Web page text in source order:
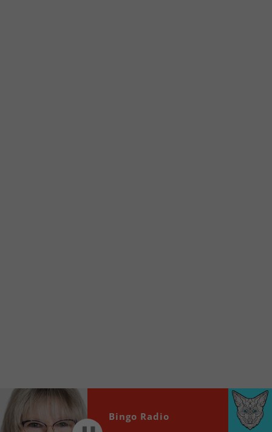
Audio
Player
00:00
Bingo Radio